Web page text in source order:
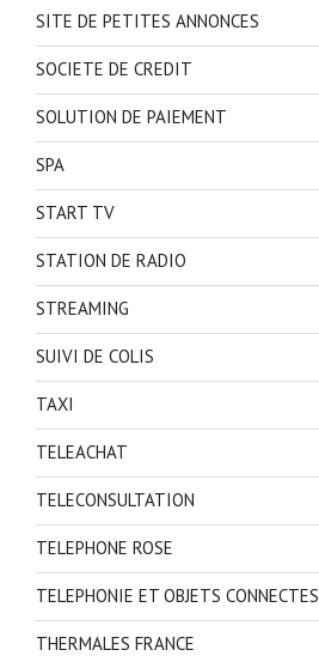
SITE DE PETITES ANNONCES
SOCIETE DE CREDIT
SOLUTION DE PAIEMENT
SPA
START TV
STATION DE RADIO
STREAMING
SUIVI DE COLIS
TAXI
TELEACHAT
TELECONSULTATION
TELEPHONE ROSE
TELEPHONIE ET OBJETS CONNECTES
THERMALES FRANCE